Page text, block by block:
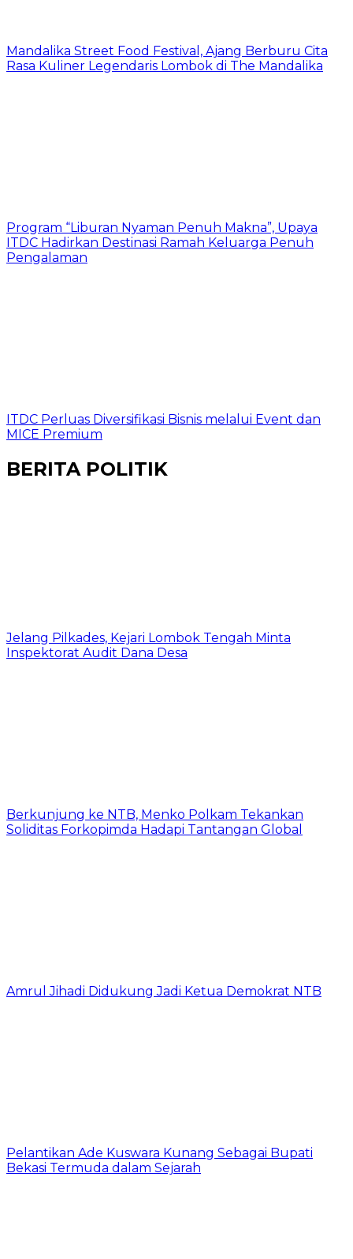
Mandalika Street Food Festival, Ajang Berburu Cita
Rasa Kuliner Legendaris Lombok di The Mandalika
Program “Liburan Nyaman Penuh Makna”, Upaya
ITDC Hadirkan Destinasi Ramah Keluarga Penuh
Pengalaman
ITDC Perluas Diversifikasi Bisnis melalui Event dan
MICE Premium
BERITA POLITIK
Jelang Pilkades, Kejari Lombok Tengah Minta
Inspektorat Audit Dana Desa
Berkunjung ke NTB, Menko Polkam Tekankan
Soliditas Forkopimda Hadapi Tantangan Global
Amrul Jihadi Didukung Jadi Ketua Demokrat NTB
Pelantikan Ade Kuswara Kunang Sebagai Bupati
Bekasi Termuda dalam Sejarah